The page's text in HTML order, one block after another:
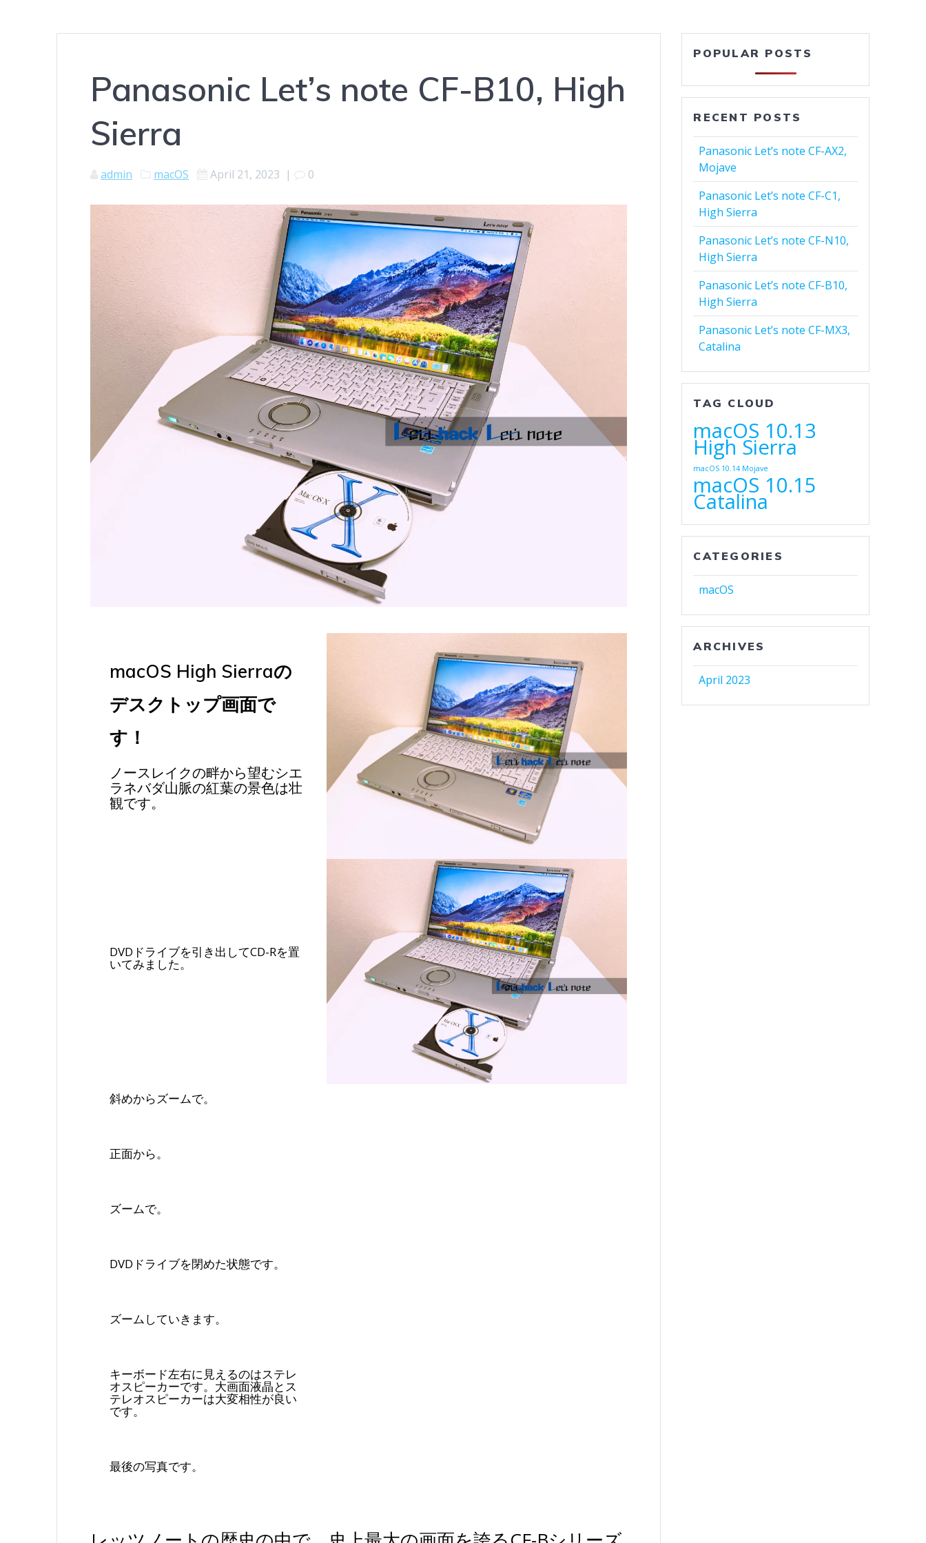
Panasonic Let’s note CF-B10, High
Sierra
admin macOS April 21, 2023 | 0
macOS High Sierraの
デスクトップ画面で
す！
ノースレイクの畔から望むシエ
ラネバダ山脈の紅葉の景色は壮
観です。
DVDドライブを引き出してCD-Rを置
いてみました。
斜めからズームで。
正面から。
ズームで。
DVDドライブを閉めた状態です。
ズームしていきます。
キーボード左右に見えるのはステレ
オスピーカーです。大画面液晶とス
テレオスピーカーは大変相性が良い
です。
最後の写真です。
POPULAR POSTS
RECENT POSTS
Panasonic Let’s note CF-AX2,
Mojave
Panasonic Let’s note CF-C1,
High Sierra
Panasonic Let’s note CF-N10,
High Sierra
Panasonic Let’s note CF-B10,
High Sierra
Panasonic Let’s note CF-MX3,
Catalina
TAG CLOUD
macOS 10.13
High Sierra
macOS 10.14 Mojave
macOS 10.15
Catalina
CATEGORIES
macOS
ARCHIVES
April 2023